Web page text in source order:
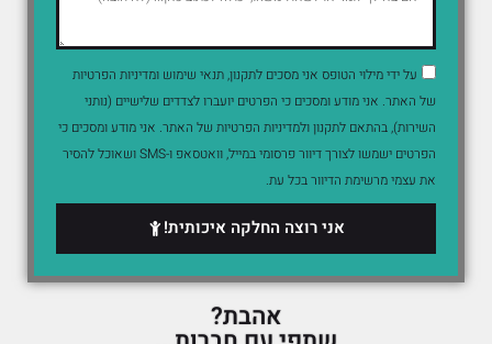
על ידי מילוי הטופס אני מסכים לתקנון, תנאי שימוש ומדיניות הפרטיות
של האתר. אני מודע ומסכים כי הפרטים יועברו לצדדים שלישיים (נותני
השירות), בהתאם לתקנון ולמדיניות הפרטיות של האתר. אני מודע ומסכים כי
הפרטים ישמשו לצורך דיוור פרסומי במייל, וואטסאפ ו-SMS ושאוכל להסיר
את עצמי מרשימת הדיוור בכל עת.
אני רוצה החלקה איכותית!
אהבת?